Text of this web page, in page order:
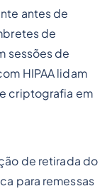
antes de
de
sessões de
HIPAA lidam
criptografia em
de retirada do
para remessas